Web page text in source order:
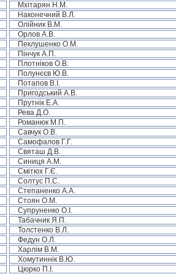
Мхітарян Н.М.
Наконечний В.Л.
Олійник В.М.
Орлов А.В.
Пеклушенко О.М.
Пінчук А.П.
Плотніков О.В.
Полунєєв Ю.В.
Потапов В.І.
Пригодський А.В.
Прутнік Е.А.
Рева Д.О.
Романюк М.П.
Савчук О.В.
Самофалов Г.Г.
Святаш Д.В.
Синиця А.М.
Смітюх Г.Є.
Солтус П.С.
Степаненко А.А.
Стоян О.М.
Супруненко О.І.
Табачник Я.П.
Толстенко В.Л.
Федун О.Л.
Харлім В.М.
Хомутиннік В.Ю.
Цюрко П.І.